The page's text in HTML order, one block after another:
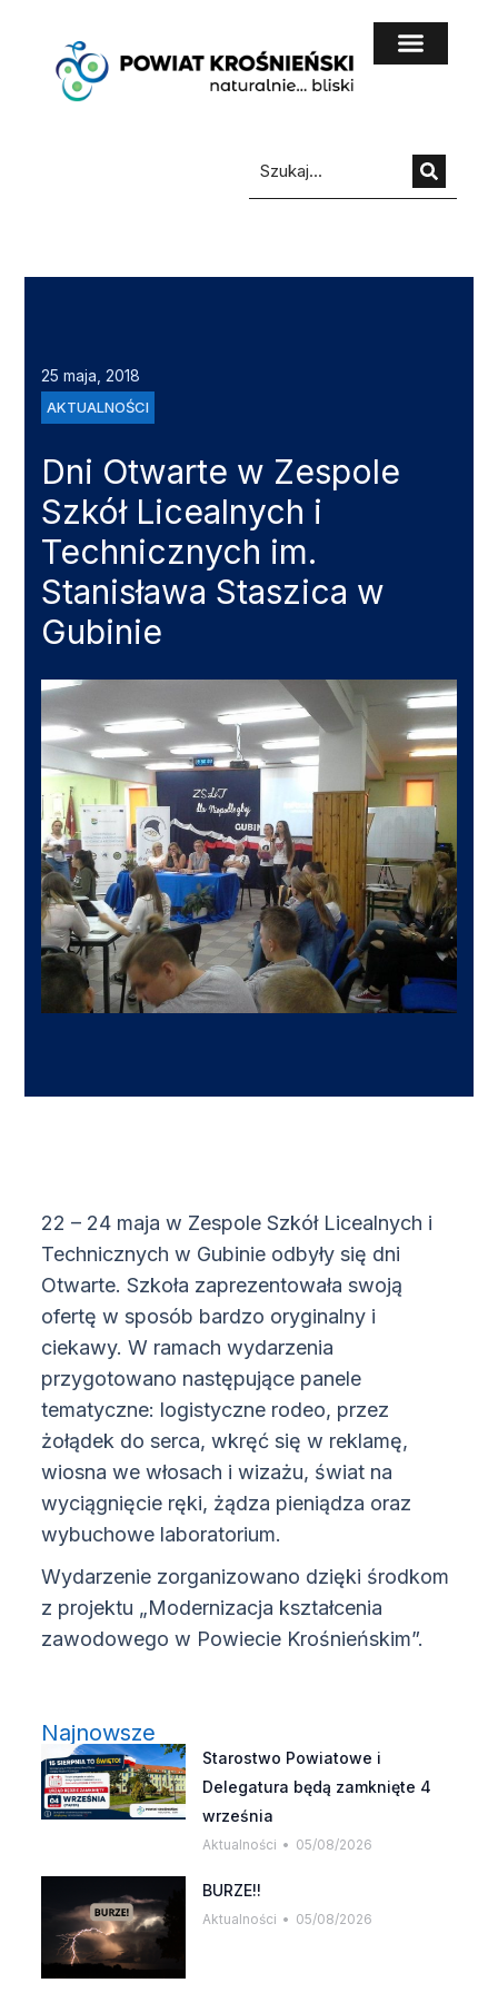
25 maja, 2018
AKTUALNOŚCI
Dni Otwarte w Zespole
Szkół Licealnych i
Technicznych im.
Stanisława Staszica w
Gubinie
22 – 24 majaw Zespole Szkół Licealnych i
Technicznych w Gubinie odbyły się dni
Otwarte. Szkoła zaprezentowała swoją
ofertę w sposób bardzo oryginalny i
ciekawy. W ramach wydarzenia
przygotowano następujące panele
tematyczne: logistyczne rodeo, przez
żołądek do serca, wkręć się w reklamę,
wiosna we włosach i wizażu, świat na
wyciągnięcie ręki, żądza pieniądza oraz
wybuchowe laboratorium.
Wydarzenie zorganizowano dzięki środkom
z projektu „Modernizacja kształcenia
zawodowego w Powiecie Krośnieńskim”.
Najnowsze
Starostwo Powiatowe i
Delegatura będą zamknięte 4
września
Aktualności 05/08/2026
BURZE!!
Aktualności 05/08/2026